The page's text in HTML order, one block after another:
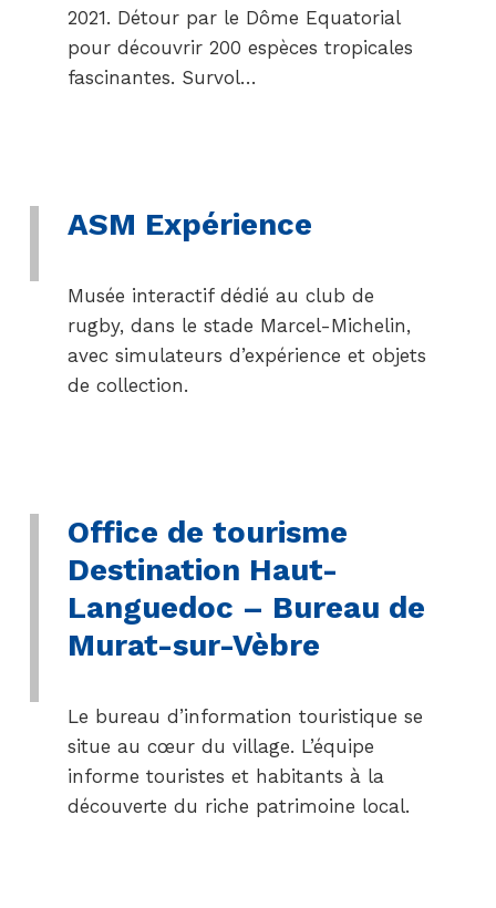
2021. Détour par le Dôme Equatorial
pour découvrir 200 espèces tropicales
fascinantes. Survol…
ASM Expérience
Musée interactif dédié au club de
rugby, dans le stade Marcel-Michelin,
avec simulateurs d’expérience et objets
de collection.
Office de tourisme
Destination Haut-
Languedoc – Bureau de
Murat-sur-Vèbre
Le bureau d’information touristique se
situe au cœur du village. L’équipe
informe touristes et habitants à la
découverte du riche patrimoine local.